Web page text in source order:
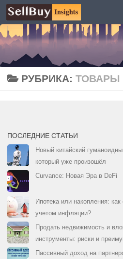
Перейти к содержимому
РУБРИКА: ТОВАРЫ
ПОСЛЕДНИЕ СТАТЬИ
Новый китайский
который уже произошёл
Curvance: Новая Эра в DeFi
Ипотека или накопления:
учетом инфляции?
Продать недвижимость и
инструменты: риски и
Пассивный доход на